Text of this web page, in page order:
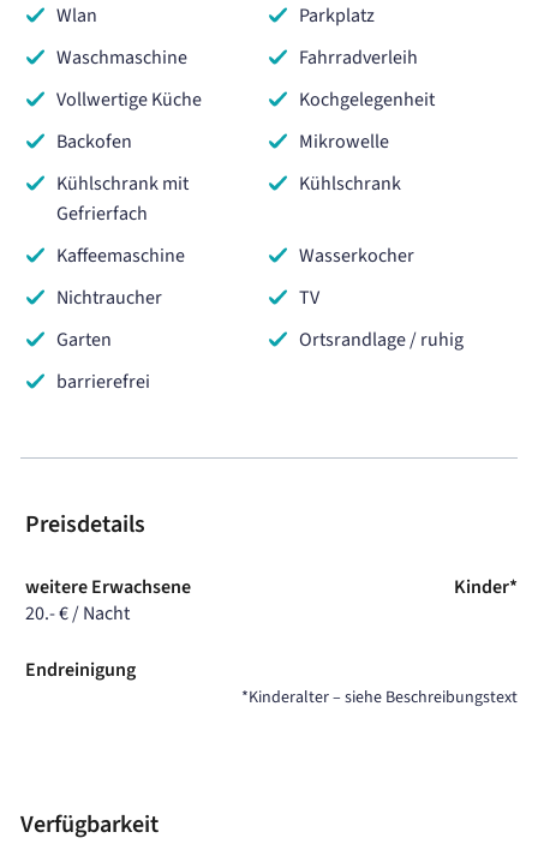
Wlan
Parkplatz
Waschmaschine
Fahrradverleih
Vollwertige Küche
Kochgelegenheit
Backofen
Mikrowelle
Kühlschrank mit
Gefrierfach
Kühlschrank
Kaffeemaschine
Wasserkocher
Nichtraucher
TV
Garten
Ortsrandlage / ruhig
barrierefrei
Preisdetails
weitere Erwachsene
20.- € / Nacht
Kinder*
Endreinigung
*Kinderalter – siehe Beschreibungstext
Verfügbarkeit